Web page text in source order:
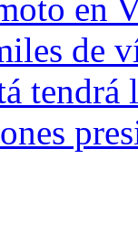
en
de
tendrá